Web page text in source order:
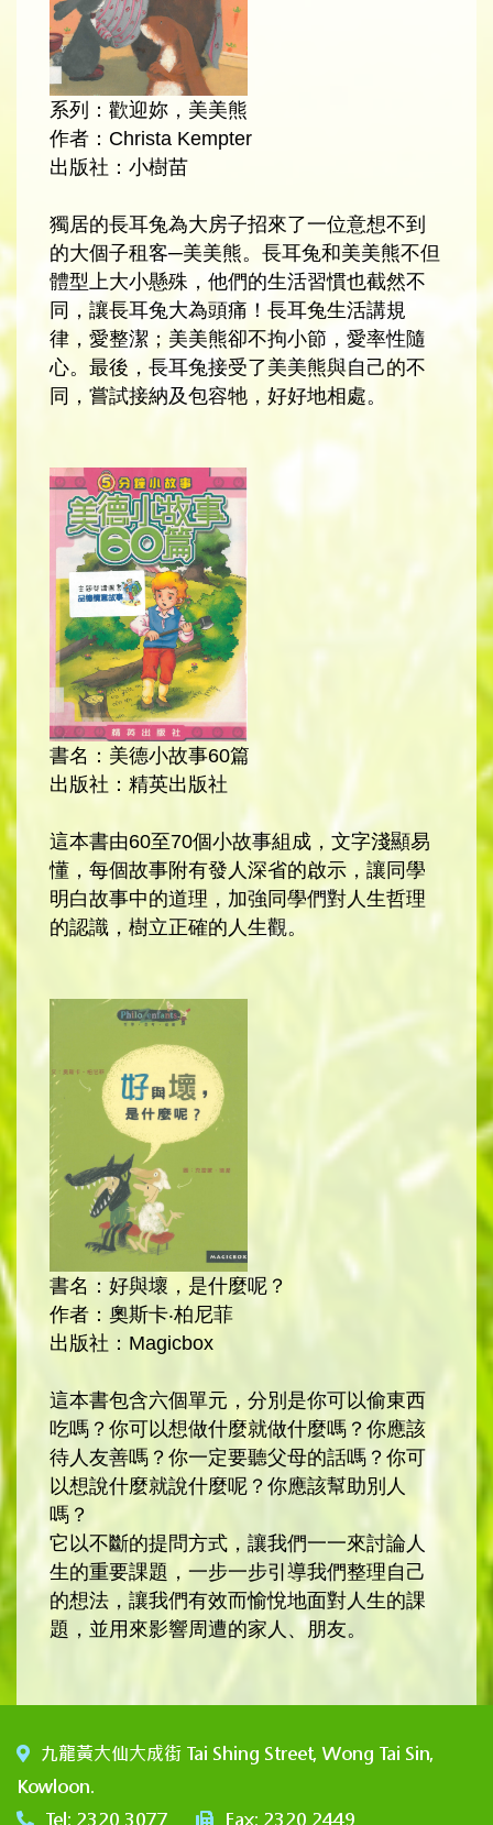
系列：歡迎妳，美美熊
作者：Christa Kempter
出版社：小樹苗
獨居的長耳兔為大房子招來了一位意想不到
的大個子租客─美美熊。長耳兔和美美熊不但
體型上大小懸殊，他們的生活習慣也截然不
同，讓長耳兔大為頭痛！長耳兔生活講規
律，愛整潔；美美熊卻不拘小節，愛率性隨
心。最後，長耳兔接受了美美熊與自己的不
同，嘗試接納及包容牠，好好地相處。
書名：美德小故事60篇
出版社：精英出版社
這本書由60至70個小故事組成，文字淺顯易
懂，每個故事附有發人深省的啟示，讓同學
明白故事中的道理，加強同學們對人生哲理
的認識，樹立正確的人生觀。
書名：好與壞，是什麼呢？
作者：奧斯卡‧柏尼菲
出版社：Magicbox
這本書包含六個單元，分別是你可以偷東西
吃嗎？你可以想做什麼就做什麼嗎？你應該
待人友善嗎？你一定要聽父母的話嗎？你可
以想說什麼就說什麼呢？你應該幫助別人
嗎？
它以不斷的提問方式，讓我們一一來討論人
生的重要課題，一步一步引導我們整理自己
的想法，讓我們有效而愉悅地面對人生的課
題，並用來影響周遭的家人、朋友。
九龍黃大仙大成街 Tai Shing Street, Wong Tai Sin,
Kowloon.
Tel: 2320 3077
Fax: 2320 2449